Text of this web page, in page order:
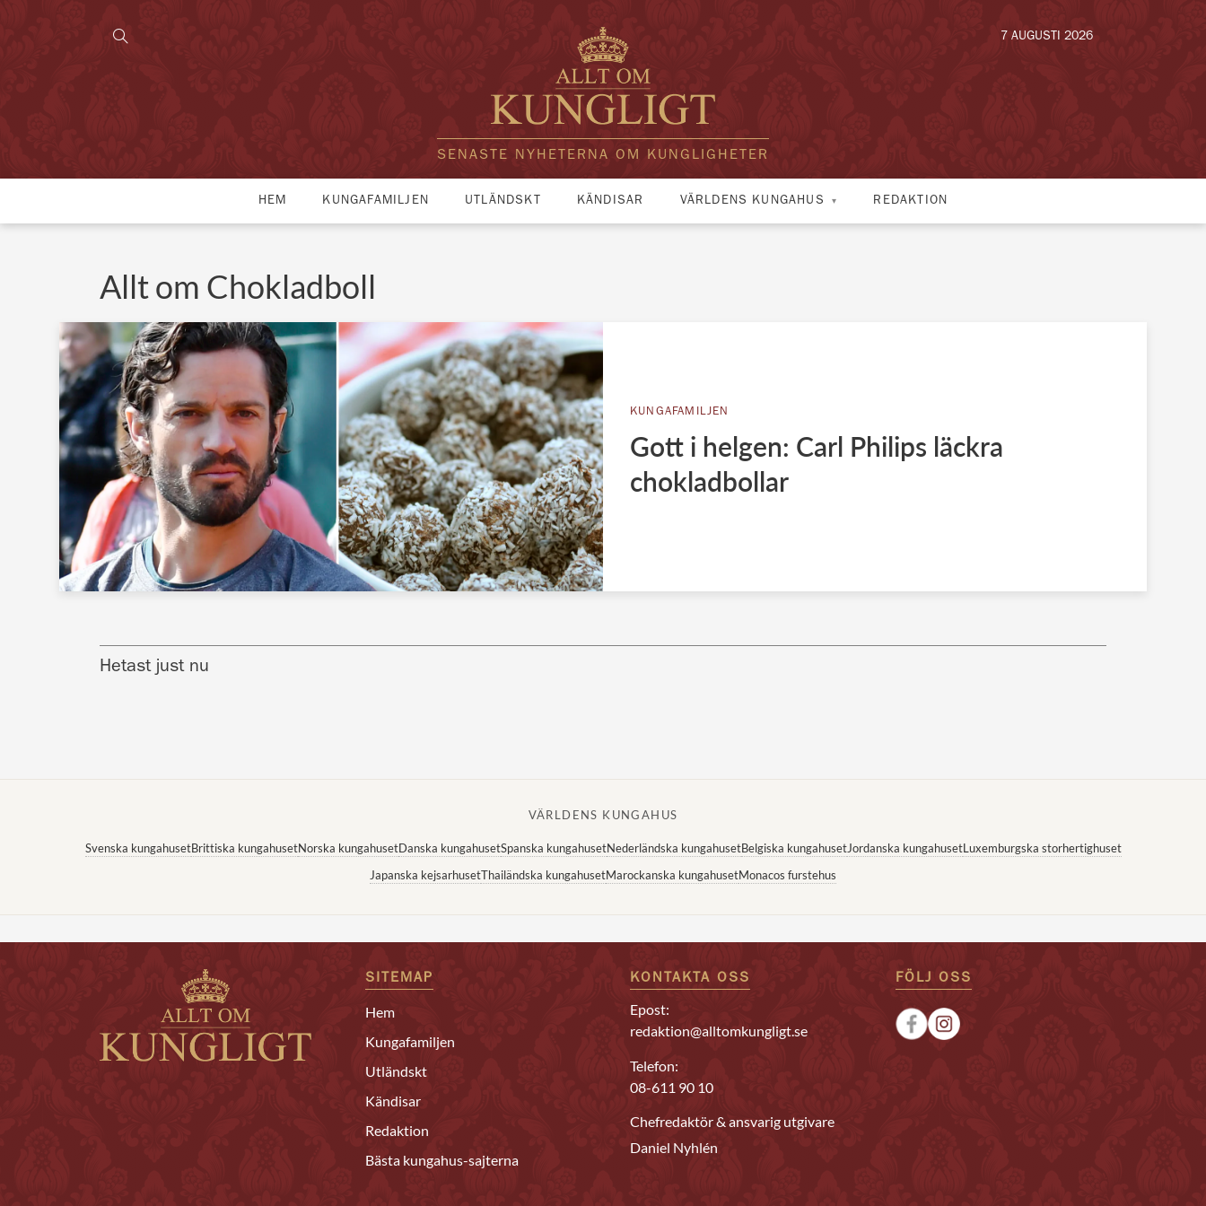
SENASTE NYHETERNA OM KUNGLIGHETER
7 AUGUSTI 2026
HEM KUNGAFAMILJEN UTLÄNDSKT KÄNDISAR VÄRLDENS KUNGAHUS REDAKTION
Allt om Chokladboll
KUNGAFAMILJEN
Gott i helgen: Carl Philips läckra
chokladbollar
Hetast just nu
VÄRLDENS KUNGAHUS
Svenska kungahusetBrittiska kungahusetNorska kungahusetDanska kungahusetSpanska kungahusetNederländska kungahusetBelgiska kungahusetJordanska kungahusetLuxemburgska storhertighuset
Japanska kejsarhusetThailändska kungahusetMarockanska kungahusetMonacos furstehus
SITEMAP
Hem
Kungafamiljen
Utländskt
Kändisar
Redaktion
Bästa kungahus-sajterna
KONTAKTA OSS
Epost:
redaktion@alltomkungligt.se
Telefon:
08-611 90 10
Chefredaktör & ansvarig utgivare
Daniel Nyhlén
FÖLJ OSS